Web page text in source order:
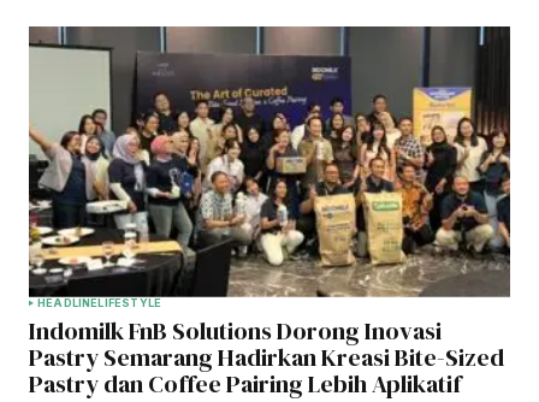
HEADLINELIFESTYLE
Indomilk FnB Solutions Dorong Inovasi
Pastry Semarang Hadirkan Kreasi Bite-Sized
Pastry dan Coffee Pairing Lebih Aplikatif